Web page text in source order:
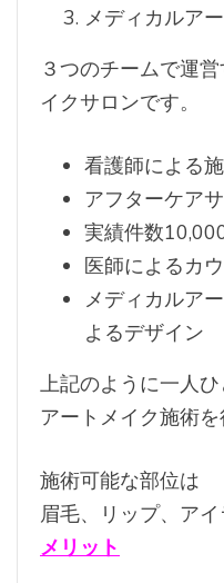
メディカルア
３つのチームで運
イクサロンです。
看護師による
アフターケア
実績件数
医師によるカ
メディカルア
よるデザイン
上記のように一人ひ
アートメイク施術を
施術可能な部位は
眉毛、リップ、アイ
メリット